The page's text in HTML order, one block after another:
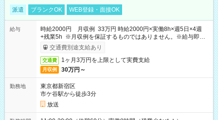
派遣 ブランクOK WEB登録・面接OK
給与
時給2000円 月収例 33万円 時給2000円×実働8h×週5日×4週
+残業5h ※月収例を保証するものではありません。※給与即受
取りサービス利用可（利用条件有）
交通費別途支給あり
交通費 1ヶ月3万円を上限として実費支給
月収例 30万円～
勤務地
東京都新宿区
市ケ谷駅から徒歩3分
放送